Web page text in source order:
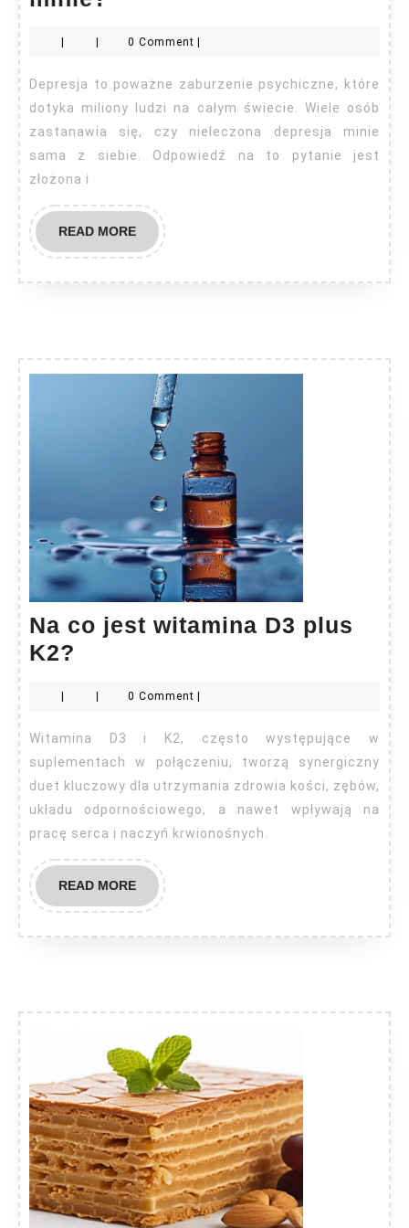
depresja
minie?
0 Comment
Depresja to poważne zaburzenie psychiczne, które
dotyka miliony ludzi na całym świecie. Wiele osób
zastanawia się, czy nieleczona depresja minie
sama z siebie. Odpowiedź na to pytanie jest
złożona i
READ MOREREAD
MORE
Na co jest witamina D3 plus
K2?
jest
witamina
D3
plus
K2?
| | 0 Comment |
Witamina D3 i K2, często występujące w
suplementach w połączeniu, tworzą synergiczny
duet kluczowy dla utrzymania zdrowia kości, zębów,
układu odpornościowego, a nawet wpływają na
pracę serca i naczyń krwionośnych.
READ MOREREAD
MORE